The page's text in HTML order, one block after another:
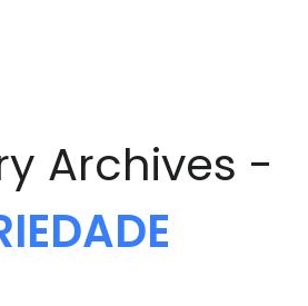
Archives -